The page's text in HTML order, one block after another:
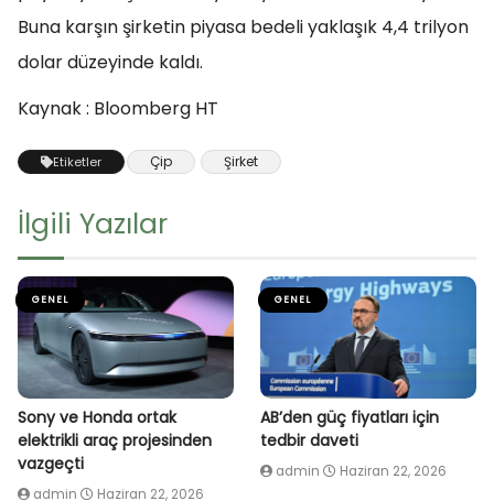
Buna karşın şirketin piyasa bedeli yaklaşık 4,4 trilyon
dolar düzeyinde kaldı.
Kaynak : Bloomberg HT
Etiketler Çip Şirket
İlgili Yazılar
GENEL
Sony ve Honda ortak
elektrikli araç projesinden
vazgeçti
admin Haziran 22, 2026
GENEL
AB’den güç fiyatları için
tedbir daveti
admin Haziran 22, 2026